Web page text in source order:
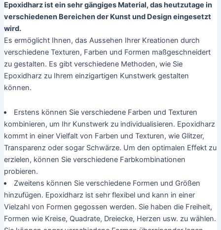
Epoxidharz ist ein sehr gängiges Material, das heutzutage in
verschiedenen Bereichen der Kunst und Design eingesetzt
wird.
Es ermöglicht Ihnen, das Aussehen Ihrer Kreationen durch
verschiedene Texturen, Farben und Formen maßgeschneidert
zu gestalten. Es gibt verschiedene Methoden, wie Sie
Epoxidharz zu Ihrem einzigartigen Kunstwerk gestalten
können.
Erstens können Sie verschiedene Farben und Texturen
kombinieren, um Ihr Kunstwerk zu individualisieren. Epoxidharz
kommt in einer Vielfalt von Farben und Texturen, wie Glitzer,
Transparenz oder sogar Schwärze. Um den optimalen Effekt zu
erzielen, können Sie verschiedene Farbkombinationen
probieren.
Zweitens können Sie verschiedene Formen und Größen
hinzufügen. Epoxidharz ist sehr flexibel und kann in einer
Vielzahl von Formen gegossen werden. Sie haben die Freiheit,
Formen wie Kreise, Quadrate, Dreiecke, Herzen usw. zu wählen.